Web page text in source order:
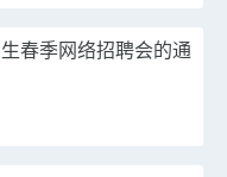
春季网络招聘会的通